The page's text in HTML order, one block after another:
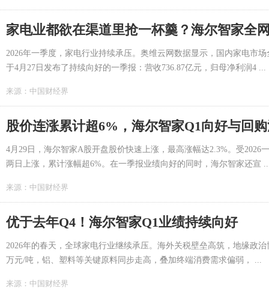
家电业都欲在渠道里抢一杯羹？海尔智家全
2026年一季度，家电行业持续承压。奥维云网数据显示，国内家电市
于4月27日发布了持续向好的一季报：营收736.87亿元，归母净利润4 ...
来源： 中国财经界
股价连涨累计超6%，海尔智家Q1向好与回
4月29日，海尔智家A股开盘股价快速上涨，最高涨幅达2.3%。受
两日上涨，累计涨幅超6%。在一季报业绩向好的同时，海尔智家还宣
来源： 中国财经界
优于去年Q4！海尔智家Q1业绩持续向好
2026年的春天，全球家电行业继续承压。海外关税壁垒高筑，地缘政
万元/吨，铝、塑料等关键原料同步走高，叠加终端消费需求偏弱， ...
来源： 中国财经界